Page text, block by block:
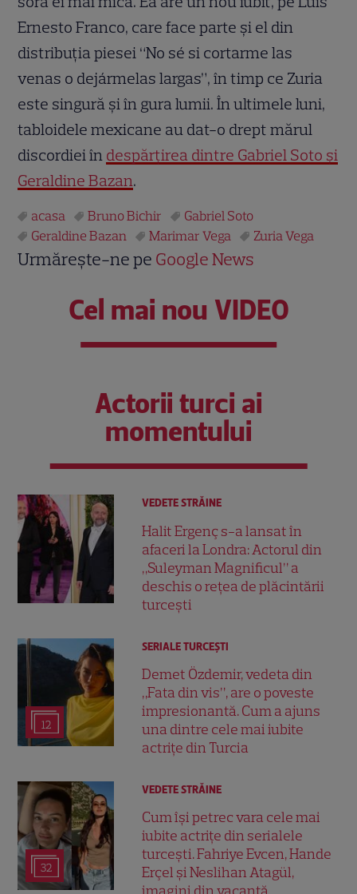
Ernesto Franco, care face parte şi el din
distribuţia piesei “No sé si cortarme las
venas o dejármelas largas”, în timp ce Zuria
este singură şi în gura lumii. În ultimele luni,
tabloidele mexicane au dat-o drept mărul
discordiei în despărţirea dintre Gabriel Soto şi
Geraldine Bazan.
acasa Bruno Bichir
Gabriel Soto
Geraldine Bazan
Marimar Vega Zuria Vega
Urmărește-ne pe Google News
Cel mai nou VIDEO
Actorii turci ai
momentului
VEDETE STRĂINE
Halit Ergenç s-a lansat în
afaceri la Londra: Actorul din
„Suleyman Magnificul” a
deschis o rețea de plăcintării
turcești
12
SERIALE TURCEŞTI
Demet Özdemir, vedeta din
„Fata din vis”, are o poveste
impresionantă. Cum a ajuns
una dintre cele mai iubite
actrițe din Turcia
32
VEDETE STRĂINE
Cum își petrec vara cele mai
iubite actrițe din serialele
turcești. Fahriye Evcen, Hande
Erçel și Neslihan Atagül,